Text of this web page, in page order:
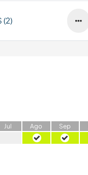
(2)
Jul Ago Sep